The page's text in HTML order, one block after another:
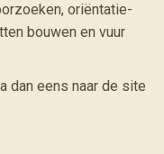
oriëntatie-
bouwen en vuur
dan eens naar de site